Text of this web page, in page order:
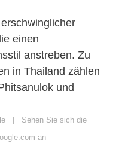
einen
anstreben. Zu
in Thailand zählen
und
Sehen Sie sich die
an